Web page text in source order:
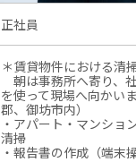
正社員
＊賃貸物件における清
朝は事務所へ寄り、
を使って現場へ向かい
郡、御坊市内）
・アパート・マンショ
清掃
・報告書の作成（端末操